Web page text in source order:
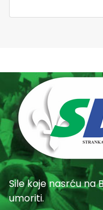
Sile koje nasrću na
umoriti.